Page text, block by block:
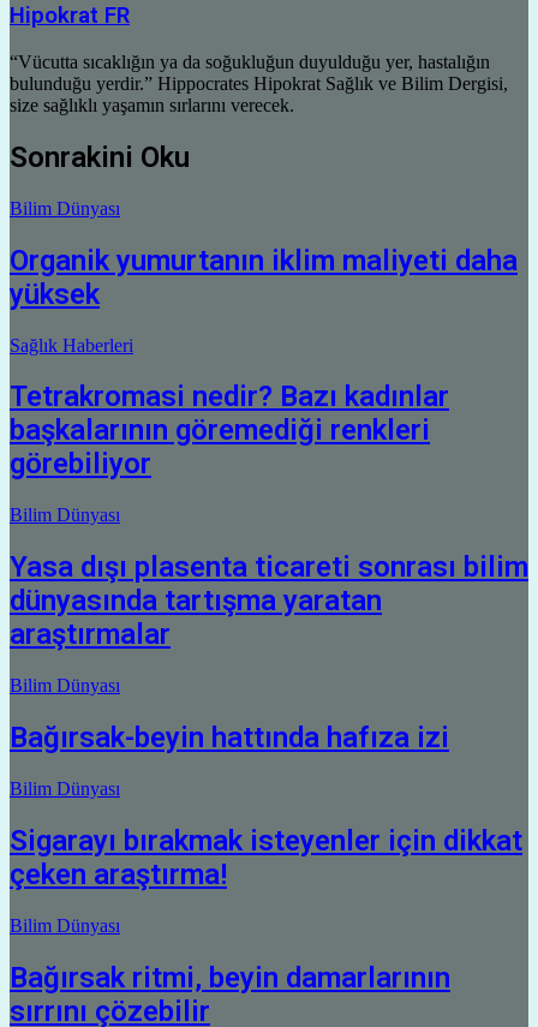
Hipokrat FR
“Vücutta sıcaklığın ya da soğukluğun duyulduğu yer, hastalığın
bulunduğu yerdir.” Hippocrates Hipokrat Sağlık ve Bilim Dergisi,
size sağlıklı yaşamın sırlarını verecek.
Sonrakini Oku
Bilim Dünyası
Organik yumurtanın iklim maliyeti daha
yüksek
Sağlık Haberleri
Tetrakromasi nedir? Bazı kadınlar
başkalarının göremediği renkleri
görebiliyor
Bilim Dünyası
Yasa dışı plasenta ticareti sonrası bilim
dünyasında tartışma yaratan
araştırmalar
Bilim Dünyası
Bağırsak-beyin hattında hafıza izi
Bilim Dünyası
Sigarayı bırakmak isteyenler için dikkat
çeken araştırma!
Bilim Dünyası
Bağırsak ritmi, beyin damarlarının
sırrını çözebilir